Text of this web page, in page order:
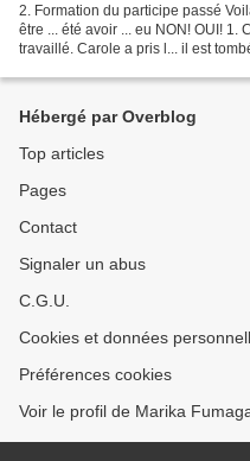
2. Formation du participe passé
être ... été avoir ... eu NON! OUI! 1.
travaillé. Carole a pris l... il est
Hébergé par Overblog
Top articles
Pages
Contact
Signaler un abus
C.G.U.
Cookies et données
Préférences cookies
Voir le profil de Marika